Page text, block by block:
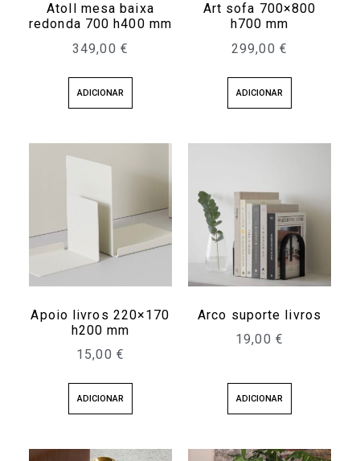
Atoll mesa baixa
redonda 700 h400 mm
349,00 €
ADICIONAR
Art sofa 700×800
h700 mm
299,00 €
ADICIONAR
Apoio livros 220×170
h200 mm
15,00 €
ADICIONAR
Arco suporte livros
19,00 €
ADICIONAR